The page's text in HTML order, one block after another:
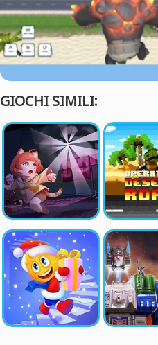
GIOCHI SIMILI: